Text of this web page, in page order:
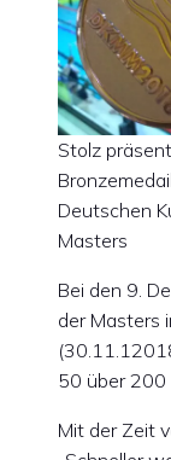
Stolz
Deutschen
Masters
Bei den 9.
der Masters
50 über 200
Mit der Zeit